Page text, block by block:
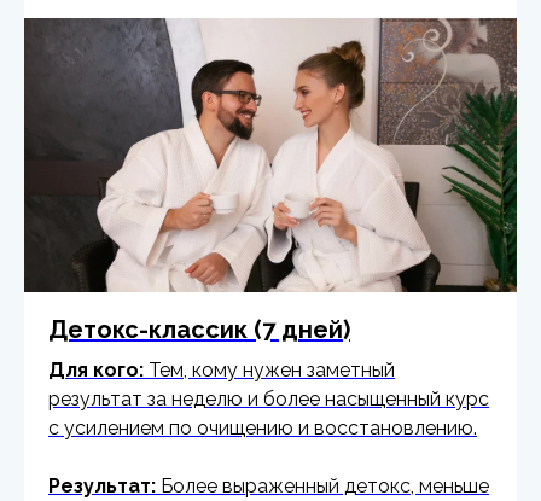
Детокс-классик (7 дней)
Для кого: Тем, кому нужен заметный
результат за неделю и более насыщенный курс
с усилением по очищению и восстановлению.
Результат: Более выраженный детокс, меньше